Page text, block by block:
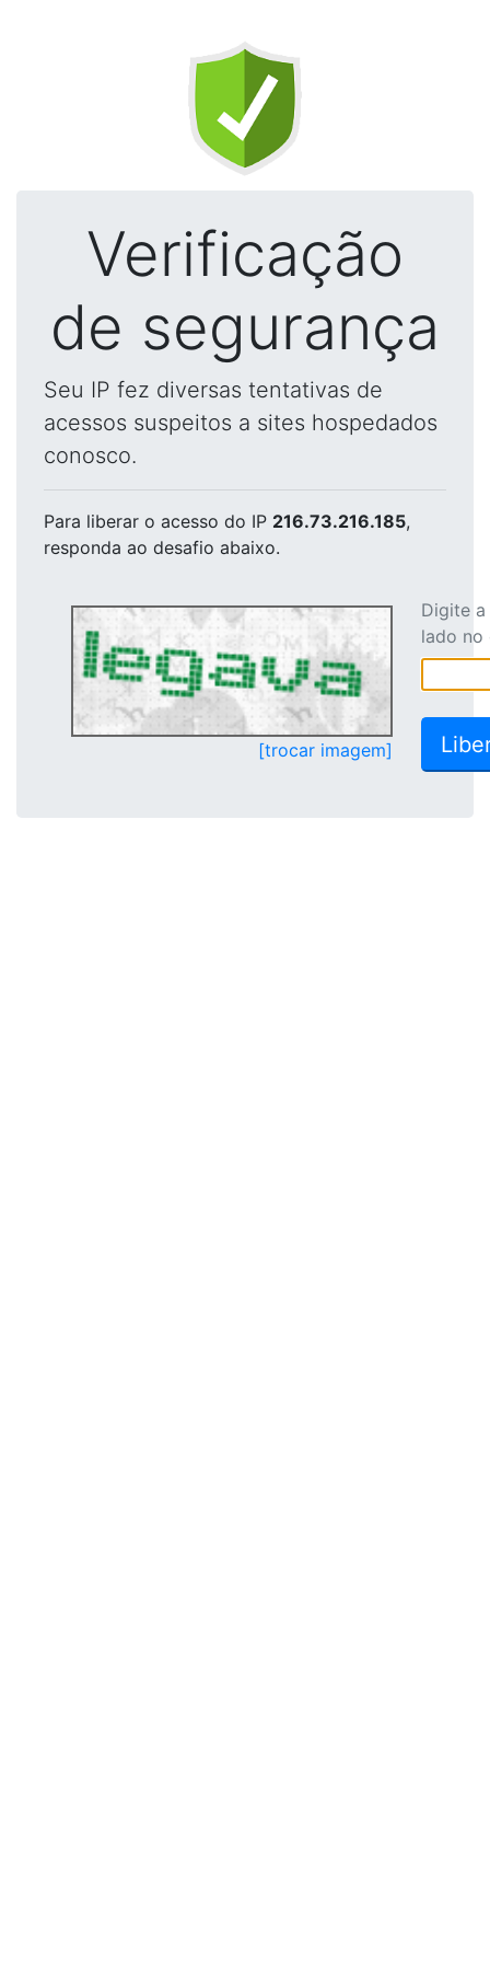
Verificação
de segurança
Seu IP fez diversas tentativas de
acessos suspeitos a sites hospedados
conosco.
Para liberar o acesso do IP 216.73.216.185,
responda ao desafio abaixo.
[trocar imagem]
Digite
lado no